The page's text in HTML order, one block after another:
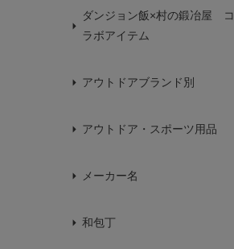
ダンジョン飯×村の鍛冶屋 コ
ラボアイテム
アウトドアブランド別
アウトドア・スポーツ用品
メーカー名
和包丁